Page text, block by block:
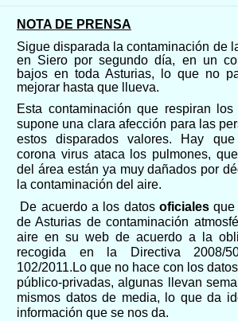
NOTA DE PRENSA
Sigue disparada la contaminación de
en Siero por segundo día, en un
bajos en toda Asturias, lo que no
mejorar hasta que llueva.
Esta contaminación que respiran
supone una clara afección para las
estos disparados valores. Hay
corona virus ataca los pulmones,
del área están ya muy dañados por
la contaminación del aire.
De acuerdo a los datos oficiales
de Asturias de contaminación
aire en su web de acuerdo a la
recogida en la Directiva 2008/
102/2011.Lo que no hace con los
público-privadas, algunas llevan
mismos datos de media, lo que da
información que se nos da.